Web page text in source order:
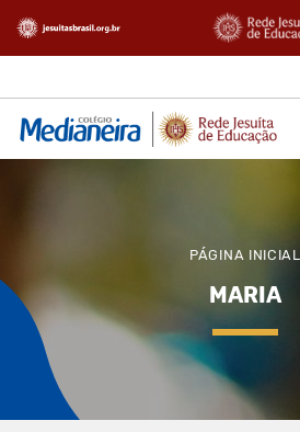
PÁGINA INICIAL
MARIA